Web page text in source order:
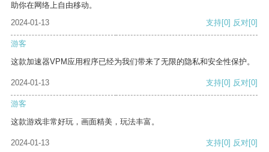
助你在网络上自由移动。
2024-01-13
支持[0] 反对[0]
游客
这款加速器VPM应用程序已经为我们带来了无限的隐私和安全性保护。
2024-01-13 支持[0] 反对[0]
游客
这款游戏非常好玩，画面精美，玩法丰富。
2024-01-13 支持[0] 反对[0]